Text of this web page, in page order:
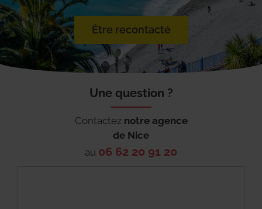
Être recontacté
Une question ?
Contactez notre agence
de Nice
au 06 62 20 91 20